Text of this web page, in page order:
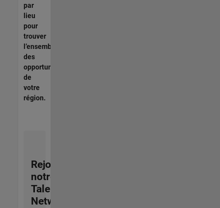
par
lieu
pour
trouver
l’ensemble
des
opportunités
de
votre
région.
Rejoignez
notre
Talent
Network